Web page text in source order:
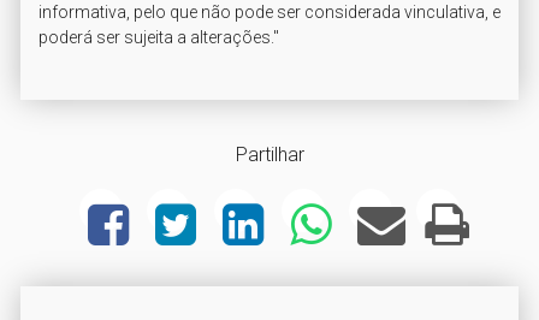
Partilhar
informativa, pelo que não pode ser considerada vinculativa, e
poderá ser sujeita a alterações."